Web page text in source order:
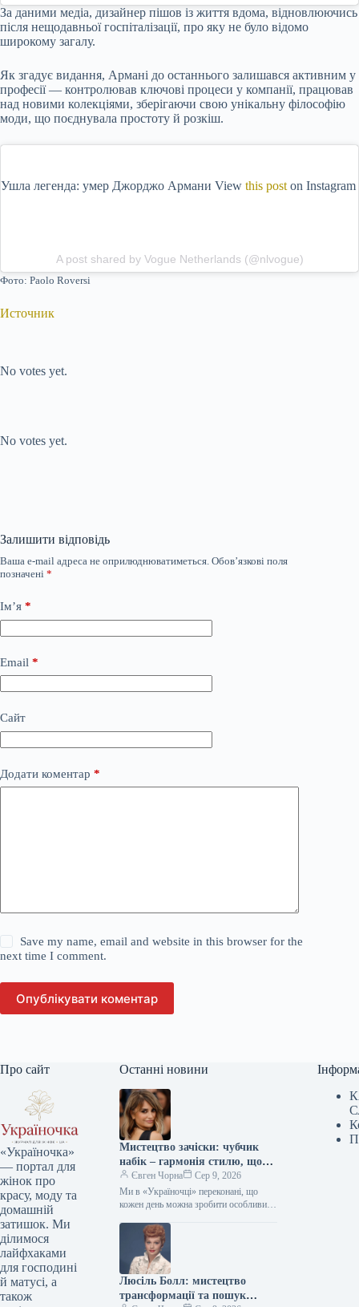
За даними медіа, дизайнер пішов із життя вдома, відновлюючись
після нещодавньої госпіталізації, про яку не було відомо
широкому загалу.
Як згадує видання, Армані до останнього залишався активним у
професії — контролював ключові процеси у компанії, працював
над новими колекціями, зберігаючи свою унікальну філософію
моди, що поєднувала простоту й розкіш.
Ушла легенда: умер Джорджо Армани View this post on Instagram
A post shared by Vogue Netherlands (@nlvogue)
Фото: Paolo Roversi
Источник
No votes yet.
No votes yet.
Залишити відповідь
Ваша e-mail адреса не оприлюднюватиметься. Обов’язкові поля
позначені *
Ім’я *
Email *
Сайт
Додати коментар *
Save my name, email and website in this browser for the
next time I comment.
Опублікувати коментар
Про сайт
«Україночка»
— портал для
жінок про
красу, моду та
домашній
затишок. Ми
ділимося
лайфхаками
для господині
й матусі, а
також
Останні новини
Мистецтво зачіски: чубчик
набік – гармонія стилю, що
надихає міленіалів та дивує
зумерів
Євген Чорна
Сер 9, 2026
Ми в «Україночці» переконані, що
кожен день можна зробити особливим,
натхнення. Сьогодні ми розбираємося
Люсіль Болл: мистецтво
трансформації та пошук